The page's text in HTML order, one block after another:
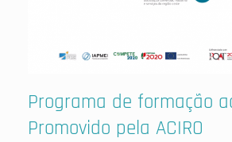
Programa de formação
Promovido pela ACIRO